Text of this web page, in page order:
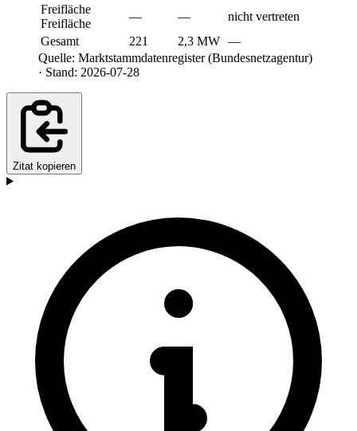
Freifläche
Freifläche
— —
nicht vertreten
Gesamt
221 2,3 MW —
Quelle: Marktstammdatenregister (Bundesnetzagentur)
· Stand: 2026-07-28
Zitat kopieren